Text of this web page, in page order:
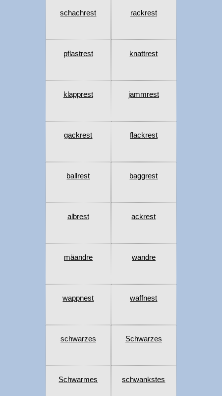
schachrest rackrest
pflastrest knattrest
klapprest jammrest
gackrest flackrest
ballrest baggrest
albrest ackrest
mäandre wandre
wappnest waffnest
schwarzes Schwarzes
Schwarmes schwankstes